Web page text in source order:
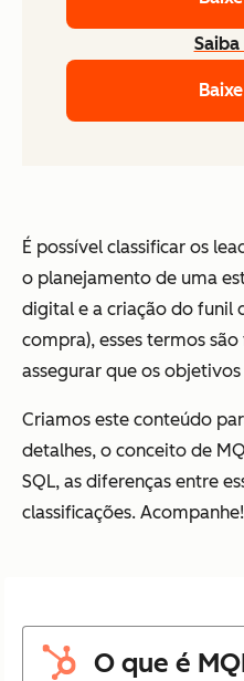
É possível classificar os
o planejamento de uma
digital e a criação do funil
compra), esses termos
assegurar que os
Criamos este conteúdo
detalhes, o conceito de
SQL, as diferenças entre
classificações. Acompanhe!
O que é